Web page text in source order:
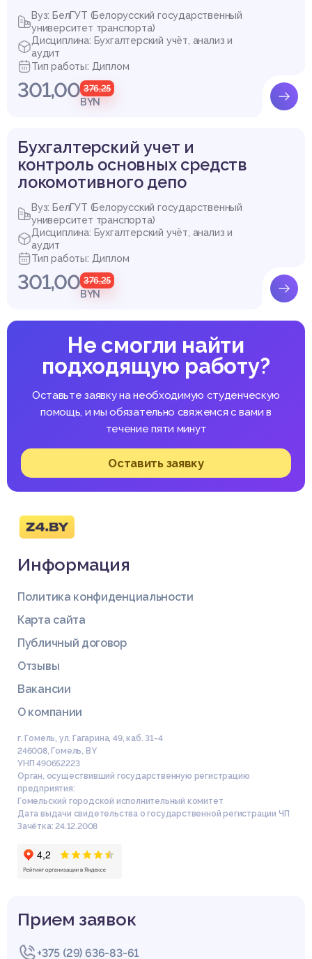
Вуз: БелГУТ (Белорусский государственный
университет транспорта)
Дисциплина: Бухгалтерский учёт, анализ и
аудит
Тип работы: Диплом
301,00 376,25
BYN
Бухгалтерский учет и
контроль основных средств
локомотивного депо
Вуз: БелГУТ (Белорусский государственный
университет транспорта)
Дисциплина: Бухгалтерский учёт, анализ и
аудит
Тип работы: Диплом
301,00 376,25
BYN
Не смогли найти
подходящую работу?
Оставьте заявку на необходимую студенческую
помощь, и мы обязательно свяжемся с вами в
течение пяти минут
Оставить заявку
Информация
Политика конфиденциальности
Карта сайта
Публичный договор
Отзывы
Вакансии
О компании
г. Гомель, ул. Гагарина, 49, каб. 31-4
246008, Гомель, BY
УНП 490652223
Орган, осуществивший государственную регистрацию
предприятия:
Гомельский городской исполнительный комитет
Дата выдачи свидетельства о государственной регистрации ЧП
Зачётка: 24.12.2008
Прием заявок
+375 (29) 636-83-61